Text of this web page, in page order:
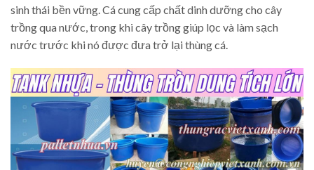
sinh thái bền vững. Cá cung cấp chất dinh dưỡng cho cây
trồng qua nước, trong khi cây trồng giúp lọc và làm sạch
nước trước khi nó được đưa trở lại thùng cá.